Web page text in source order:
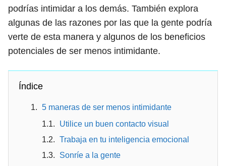
podrías intimidar a los demás. También explora
algunas de las razones por las que la gente podría
verte de esta manera y algunos de los beneficios
potenciales de ser menos intimidante.
Índice
5 maneras de ser menos intimidante
Utilice un buen contacto visual
Trabaja en tu inteligencia emocional
Sonríe a la gente